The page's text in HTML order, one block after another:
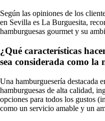
Según las opiniones de los
en Sevilla es La Burguesita,
hamburguesas gourmet y su
¿Qué características
sea considerada como la
Una hamburguesería destacada
hamburguesas de alta calidad,
opciones para todos los gustos
como un servicio amable y un